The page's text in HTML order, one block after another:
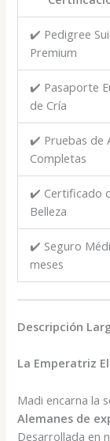
✔️ Pedigree
Premium
✔️ Pasaporte
de Cría
✔️ Pruebas de
Completas
✔️ Certificado
Belleza
✔️ Seguro
meses
Descripción
La Emperatriz
Madi encarna la
Alemanes de
Desarrollada en